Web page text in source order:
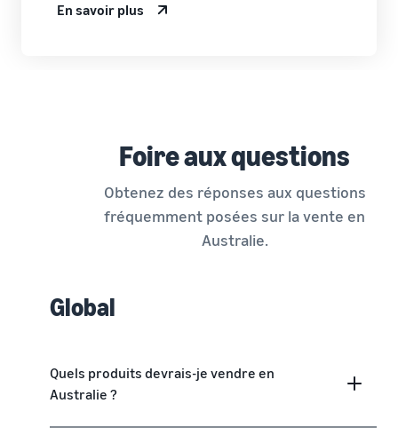
En savoir plus
Foire aux questions
Obtenez des réponses aux questions
fréquemment posées sur la vente en
Australie.
Global
Quels produits devrais-je vendre en
Australie ?